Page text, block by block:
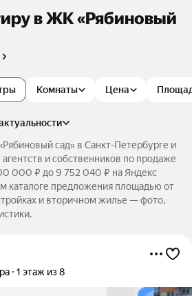
в ЖК «Рябиновый
Комнаты Цена
актуальности
сад» в Санкт-Петербурге и
и собственников по продаже
000 ₽ до 9 752 040 ₽ на Яндекс
каталоге предложения площадью от
и вторичном жилье — фото,
1 этаж из 8